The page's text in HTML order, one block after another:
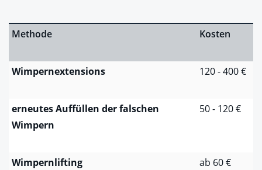
Methode Kosten
Wimpernextensions 120 - 400 €
erneutes Auffüllen der falschen
Wimpern
50 - 120 €
Wimpernlifting ab 60 €